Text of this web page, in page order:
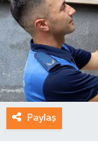
Paylaş